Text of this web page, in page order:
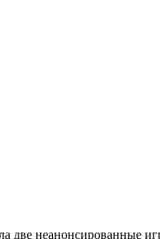
две неанонсированные